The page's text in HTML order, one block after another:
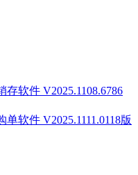
存软件 V2025.1108.6786
单软件 V2025.1111.0118版